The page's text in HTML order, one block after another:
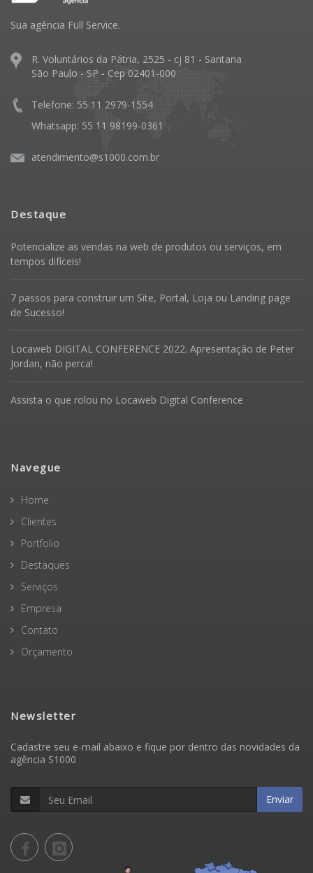
Sua agência Full Service.
R. Voluntários da Pátria, 2525 - cj 81 - Santana
São Paulo - SP - Cep 02401-000
Telefone: 55 11 2979-1554
Whatsapp: 55 11 98199-0361
atendimento@s1000.com.br
Destaque
Potencialize as vendas na web de produtos ou serviços, em
tempos difíceis!
7 passos para construir um Site, Portal, Loja ou Landing page
de Sucesso!
Locaweb DIGITAL CONFERENCE 2022. Apresentação de Peter
Jordan, não perca!
Assista o que rolou no Locaweb Digital Conference
Navegue
Home
Clientes
Portfolio
Destaques
Serviços
Empresa
Contato
Orçamento
Newsletter
Cadastre seu e-mail abaixo e fique por dentro das novidades da
agência S1000
Enviar